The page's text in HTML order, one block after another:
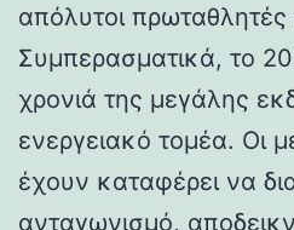
απόλυτοι
Συμπερασματικά, το
χρονιά της μεγάλης
ενεργειακό τομέα. Οι
έχουν καταφέρει να
ανταγωνισμό,